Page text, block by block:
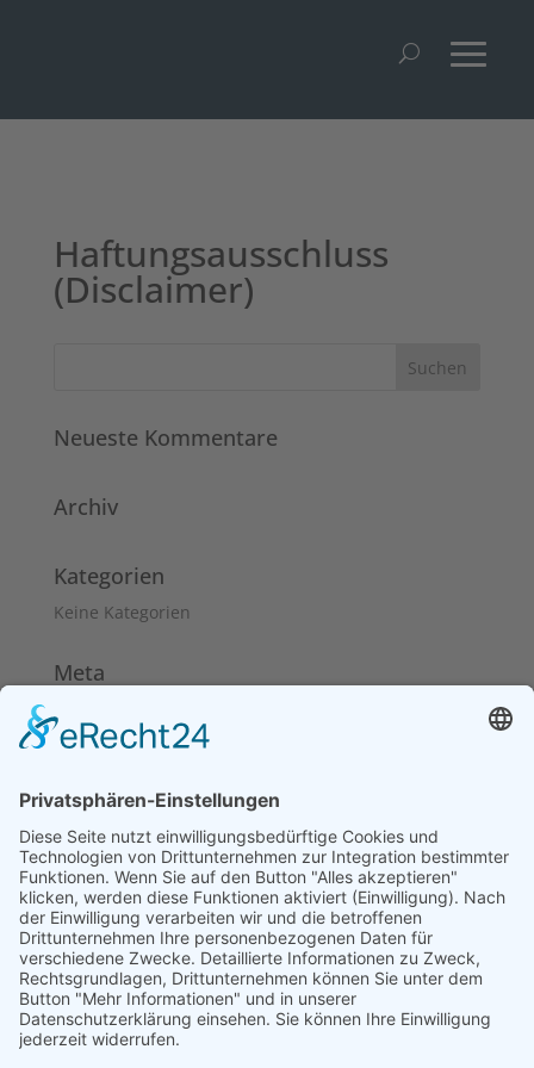
Haftungsausschluss
(Disclaimer)
Neueste Kommentare
Archiv
Kategorien
Keine Kategorien
Meta
Eintrags-Feed
WordPress.org